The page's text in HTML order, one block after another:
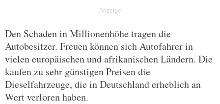
Den Schaden in Millionenhöhe tragen die
Autobesitzer. Freuen können sich Autofahrer in
vielen europäischen und afrikanischen Ländern. Die
kaufen zu sehr günstigen Preisen die
Dieselfahrzeuge, die in Deutschland erheblich an
Wert verloren haben.